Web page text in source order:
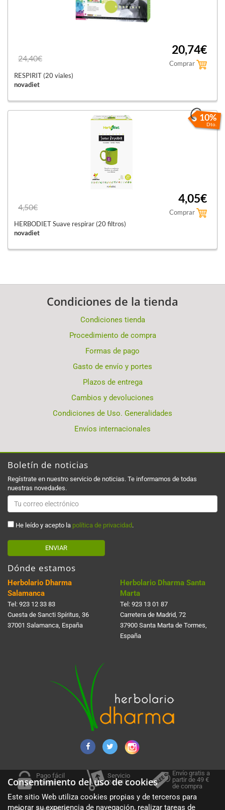
24,40€
20,74€
Comprar
RESPIRIT (20 viales)
novadiet
10%
Dto.
4,50€
4,05€
Comprar
HERBODIET Suave respirar (20 filtros)
novadiet
Condiciones de la tienda
Condiciones tienda
Procedimiento de compra
Formas de pago
Gasto de envío y portes
Plazos de entrega
Cambios y devoluciones
Condiciones de Uso. Generalidades
Envíos internacionales
Boletín de noticias
Regístrate en nuestro servicio de noticias. Te informamos de todas
nuestras novedades.
He leído y acepto la política de privacidad .
ENVIAR
Dónde estamos
Herbolario Dharma
Salamanca
Tel: 923 12 33 83
Cuesta de Sancti Spí­ritus, 36
37001 Salamanca, España
Herbolario Dharma Santa
Marta
Tel: 923 13 01 87
Carretera de Madrid, 72
37900 Santa Marta de Tormes,
España
Pago fácil
y seguro
Servicio
24-48 h.
Envío gratis a
partir de 49 €
de compra
Consentimiento del uso de cookies
Este sitio Web utiliza cookies propias y de terceros para
mejorar su experiencia de navegación, realizar tareas de